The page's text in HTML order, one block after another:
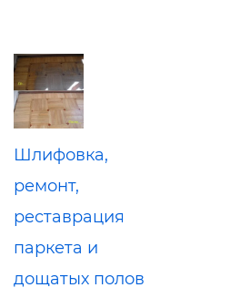
Шлифовка,
ремонт,
реставрация
паркета и
дощатых полов